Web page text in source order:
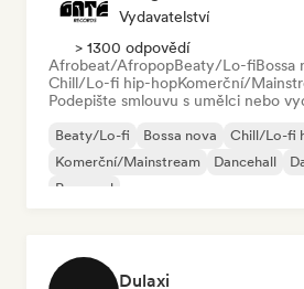
Vydavatelství
> 1300 odpovědí
Afrobeat/AfropopBeaty/Lo-fiBossa
Chill/Lo-fi hip-hopKomerční/
Podepište smlouvu s umělci nebo
Beaty/Lo-fi Bossa nova
Chill/Lo-fi
Komerční/Mainstream
Dancehall
Pop-soul
Dulaxi